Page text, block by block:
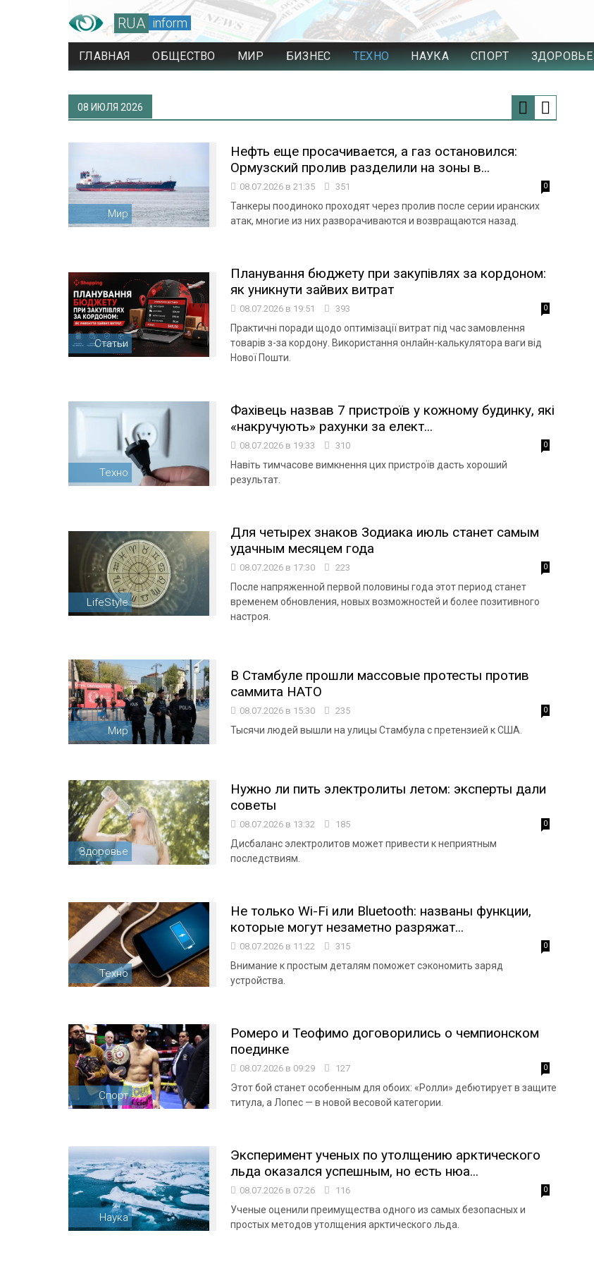
RUA inform
ГЛАВНАЯ ОБЩЕСТВО МИР БИЗНЕС ТЕХНО НАУКА СПОРТ ЗДОРОВЬЕ
08 ИЮЛЯ 2026
Мир
Нефть еще просачивается, а газ остановился:
Ормузский пролив разделили на зоны в...
08.07.2026 в 21:35 351 0
Танкеры поодиноко проходят через пролив после серии иранских
атак, многие из них разворачиваются и возвращаются назад.
Статьи
Планування бюджету при закупівлях за кордоном:
як уникнути зайвих витрат
08.07.2026 в 19:51 393 0
Практичні поради щодо оптимізації витрат під час замовлення
товарів з-за кордону. Використання онлайн-калькулятора ваги від
Нової Пошти.
Техно
Фахівець назвав 7 пристроїв у кожному будинку, які
«накручують» рахунки за елект...
08.07.2026 в 19:33 310 0
Навіть тимчасове вимкнення цих пристроїв дасть хороший
результат.
LifeStyle
Для четырех знаков Зодиака июль станет самым
удачным месяцем года
08.07.2026 в 17:30 223 0
После напряженной первой половины года этот период станет
временем обновления, новых возможностей и более позитивного
настроя.
Мир
В Стамбуле прошли массовые протесты против
саммита НАТО
08.07.2026 в 15:30 235 0
Тысячи людей вышли на улицы Стамбула с претензией к США.
Здоровье
Нужно ли пить электролиты летом: эксперты дали
советы
08.07.2026 в 13:32 185 0
Дисбаланс электролитов может привести к неприятным
последствиям.
Техно
Не только Wi-Fi или Bluetooth: названы функции,
которые могут незаметно разряжат...
08.07.2026 в 11:22 315 0
Внимание к простым деталям поможет сэкономить заряд
устройства.
Спорт
Ромеро и Теофимо договорились о чемпионском
поединке
08.07.2026 в 09:29 127 0
Этот бой станет особенным для обоих: «Ролли» дебютирует в защите
титула, а Лопес — в новой весовой категории.
Наука
Эксперимент ученых по утолщению арктического
льда оказался успешным, но есть нюа...
08.07.2026 в 07:26 116 0
Ученые оценили преимущества одного из самых безопасных и
простых методов утолщения арктического льда.